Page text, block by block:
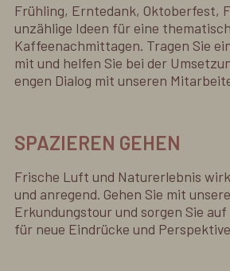
Frühling, Erntedank, Oktoberfest,
unzählige Ideen für eine
Kaffeenachmittagen. Tragen Sie
mit und helfen Sie bei der
engen Dialog mit unseren
SPAZIEREN GEHEN
Frische Luft und Naturerlebnis
und anregend. Gehen Sie mit
Erkundungstour und sorgen Sie
für neue Eindrücke und